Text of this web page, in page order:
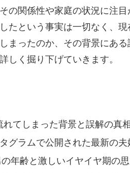
の関係性や家庭の状況に注
たという事実は一切なく、
まったのか、その背景にあ
しく掘り下げていきます。
てしまった背景と誤解の真相
グラムで公開された最新の夫
年齢と激しいイヤイヤ期の